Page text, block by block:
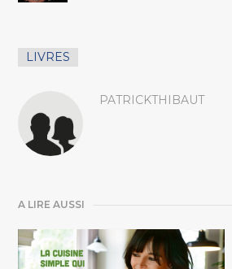
LIVRES
PATRICKTHIBAUT
A LIRE AUSSI